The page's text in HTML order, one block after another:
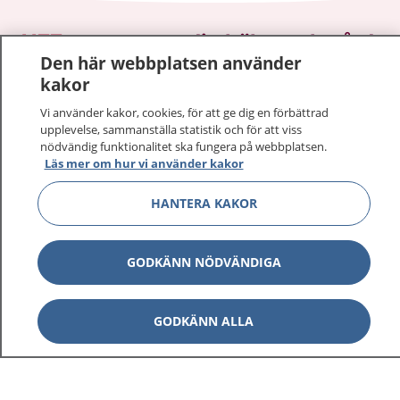
1177–tryggt om din hälsa och vård
På 1177.se får du råd om hälsa och information om
sjukdomar och vilka mottagningar du kan kontakta.
Logga in för att läsa din journal och göra dina
vårdärenden. Ring telefonnummer 1177 för
sjukvårdsrådgivning dygnet runt.
1177 ger dig råd när du vill må bättre.
1177 på flera språk Visa
Om 1177 Visa
Den här webbplatsen använder
kakor
Vi använder kakor, cookies, för att ge dig en förbättrad
upplevelse, sammanställa statistik och för att viss
nödvändig funktionalitet ska fungera på webbplatsen.
Läs mer om hur vi använder kakor
HANTERA KAKOR
GODKÄNN NÖDVÄNDIGA
GODKÄNN ALLA